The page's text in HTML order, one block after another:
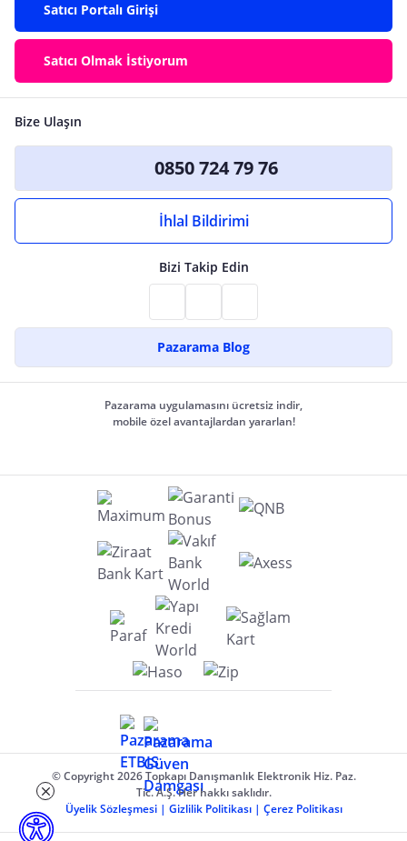
Satıcı Portalı Girişi
Satıcı Olmak İstiyorum
Bize Ulaşın
0850 724 79 76
İhlal Bildirimi
Bizi Takip Edin
Pazarama Blog
Pazarama uygulamasını ücretsiz indir,
mobile özel avantajlardan yararlan!
© Copyright 2026 Topkapı Danışmanlık Elektronik Hiz. Paz.
Tic. A.Ş. Her hakkı saklıdır.
Üyelik Sözleşmesi | Gizlilik Politikası | Çerez Politikası